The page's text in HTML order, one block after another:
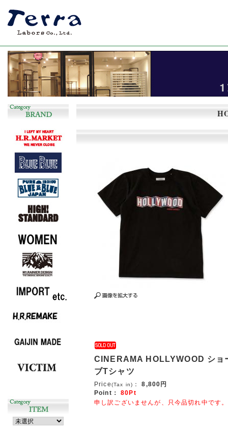
CINERAMA HOLLYWOOD ショ
ブTシャツ
Price(Tax in) ：8,800円
Point：
80Pt
申し訳ございませんが、只今品切れ中です。